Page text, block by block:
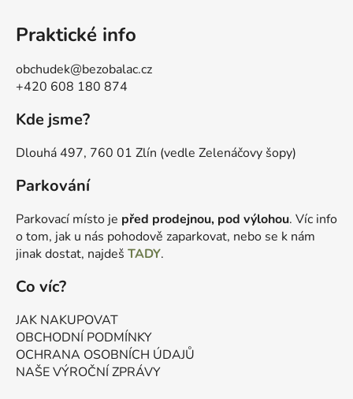
Praktické info
obchudek@bezobalac.cz
+420 608 180 874
Kde jsme?
Dlouhá 497, 760 01 Zlín (vedle Zelenáčovy šopy)
Parkování
Parkovací místo je před prodejnou, pod výlohou. Víc info
o tom, jak u nás pohodově zaparkovat, nebo se k nám
jinak dostat, najdeš TADY.
Co víc?
JAK NAKUPOVAT
OBCHODNÍ PODMÍNKY
OCHRANA OSOBNÍCH ÚDAJŮ
NAŠE VÝROČNÍ ZPRÁVY